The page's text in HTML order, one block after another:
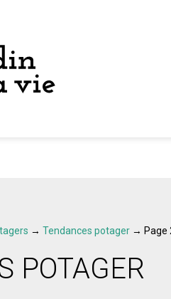
→ Tendances potager → Page
POTAGER